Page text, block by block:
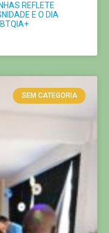
REFLETE
E O DIA
SEM CATEGORIA